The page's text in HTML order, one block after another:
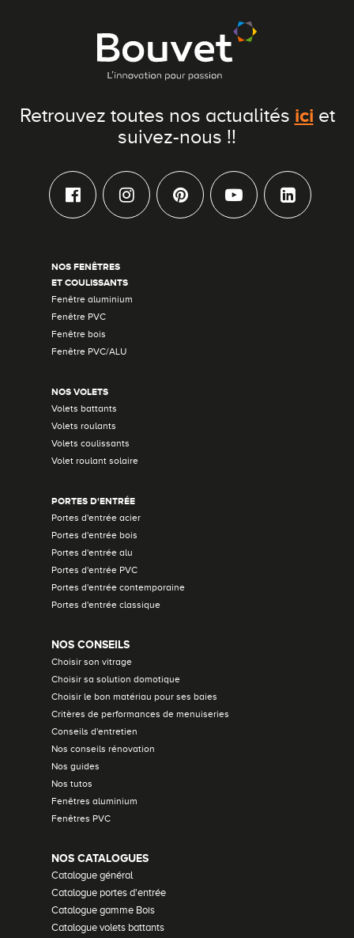
Retrouvez toutes nos actualités ici et
suivez-nous !!
NOS FENÊTRES
ET COULISSANTS
Fenêtre aluminium
Fenêtre PVC
Fenêtre bois
Fenêtre PVC/ALU
NOS VOLETS
Volets battants
Volets roulants
Volets coulissants
Volet roulant solaire
PORTES D'ENTRÉE
Portes d'entrée acier
Portes d'entrée bois
Portes d'entrée alu
Portes d'entrée PVC
Portes d'entrée contemporaine
Portes d'entrée classique
NOS CONSEILS
Choisir son vitrage
Choisir sa solution domotique
Choisir le bon matériau pour ses baies
Critères de performances de menuiseries
Conseils d'entretien
Nos conseils rénovation
Nos guides
Nos tutos
Fenêtres aluminium
Fenêtres PVC
NOS CATALOGUES
Catalogue général
Catalogue portes d'entrée
Catalogue gamme Bois
Catalogue volets battants